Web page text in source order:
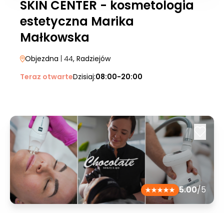
SKIN CENTER - kosmetologia
estetyczna Marika
Małkowska
Objezdna | 44, Radziejów
Teraz otwarteDzisiaj:08:00-20:00
5.00/5